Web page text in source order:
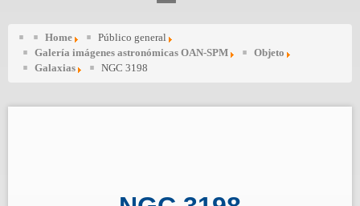
Home
Público general
Galería imágenes astronómicas OAN-SPM
Objeto
Galaxias
NGC 3198